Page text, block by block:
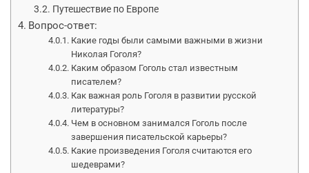
Путешествие по Европе
Вопрос-ответ:
Какие годы были самыми важными в жизни
Николая Гоголя?
Каким образом Гоголь стал известным
писателем?
Как важная роль Гоголя в развитии русской
литературы?
Чем в основном занимался Гоголь после
завершения писательской карьеры?
Какие произведения Гоголя считаются его
шедеврами?